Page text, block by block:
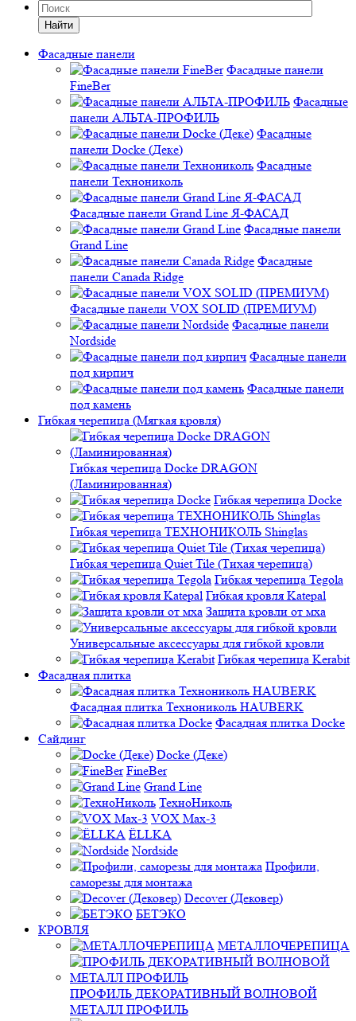
Найти
Фасадные панели
Фасадные панели
FineBer
Фасадные
панели АЛЬТА-ПРОФИЛЬ
Фасадные
панели Docke (Деке)
Фасадные
панели Технониколь
Фасадные панели Grand Line Я-ФАСАД
Фасадные панели
Grand Line
Фасадные
панели Canada Ridge
Фасадные панели VOX SOLID (ПРЕМИУМ)
Фасадные панели
Nordside
Фасадные панели
под кирпич
Фасадные панели
под камень
Гибкая черепица (Мягкая кровля)
Гибкая черепица Docke DRAGON
(Ламинированная)
Гибкая черепица Docke
Гибкая черепица ТЕХНОНИКОЛЬ Shinglas
Гибкая черепица Quiet Tile (Тихая черепица)
Гибкая черепица Tegola
Гибкая кровля Katepal
Защита кровли от мха
Универсальные аксессуары для гибкой кровли
Гибкая черепица Kerabit
Фасадная плитка
Фасадная плитка Технониколь HAUBERK
Фасадная плитка Docke
Сайдинг
Docke (Деке)
FineBer
Grand Line
ТехноНиколь
VOX Max-3
ЁLLKA
Nordside
Профили,
саморезы для монтажа
Decover (Дековер)
БЕТЭКО
КРОВЛЯ
МЕТАЛЛОЧЕРЕПИЦА
ПРОФИЛЬ ДЕКОРАТИВНЫЙ ВОЛНОВОЙ
МЕТАЛЛ ПРОФИЛЬ